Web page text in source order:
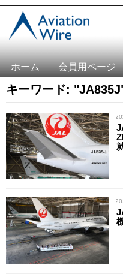
ホーム 会員用ページ
キーワード:
/
/